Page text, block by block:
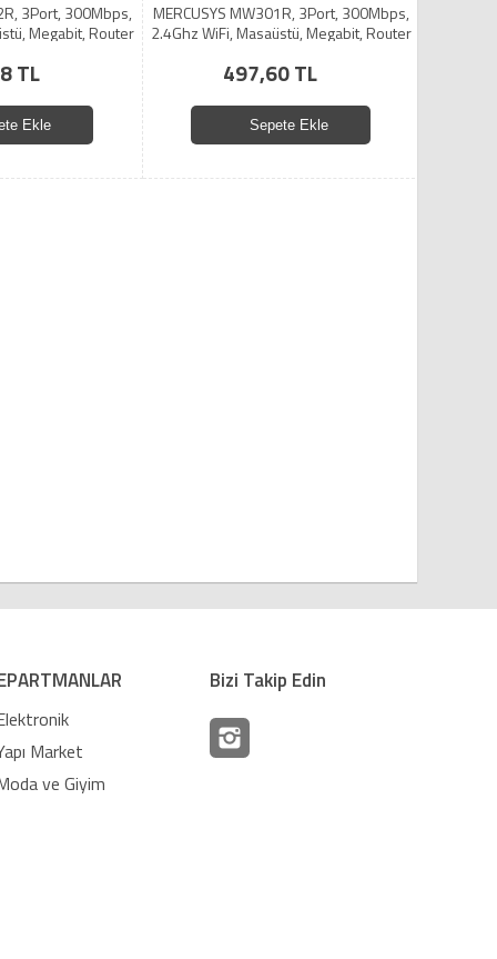
3Port, 300Mbps,
Megabit, Router
TL
Ekle
MERCUSYS MW301R, 3Port, 300Mbps,
2.4Ghz WiFi, Masaüstü, Megabit, Router
497,60 TL
Sepete Ekle
Market
ve Giyim
Bizi Takip Edin